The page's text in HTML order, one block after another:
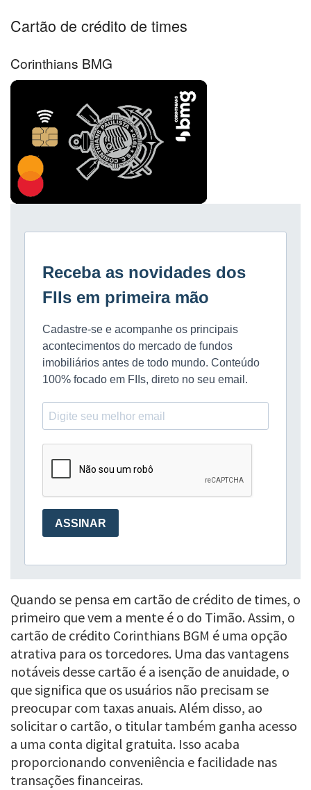
Cartão de crédito de times
Corinthians BMG
Quando se pensa em cartão de crédito de times, o
primeiro que vem a mente é o do Timão. Assim, o
cartão de crédito Corinthians BGM é uma opção
atrativa para os torcedores. Uma das vantagens
notáveis desse cartão é a isenção de anuidade, o
que significa que os usuários não precisam se
preocupar com taxas anuais. Além disso, ao
solicitar o cartão, o titular também ganha acesso
a uma conta digital gratuita. Isso acaba
proporcionando conveniência e facilidade nas
transações financeiras.